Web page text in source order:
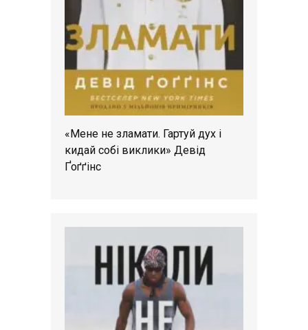
«Мене не зламати. Гартуй дух і
кидай собі виклики» Девід
Ґоґґінс